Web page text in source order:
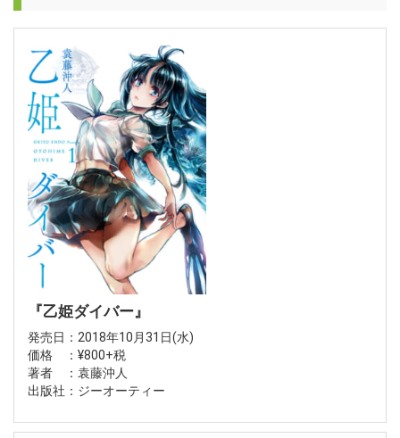
『乙姫ダイバー』
発売日：2018年10月31日(水)
価格 ：¥800+税
著者 ：袁藤沖人
出版社：ジーオーティー